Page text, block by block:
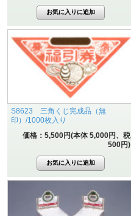
S8623 三角くじ完成品（無
印）/1000枚入り
価格：5,500円(本体 5,000円、税
500円)